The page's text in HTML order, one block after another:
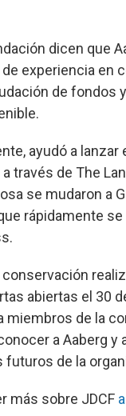
dicen que
experiencia en
de fondos
ayudó a lanzar
través de The
se mudaron a
rápidamente
abiertas el 30
miembros de la
a Aaberg y
futuros de la
más sobre JDCF